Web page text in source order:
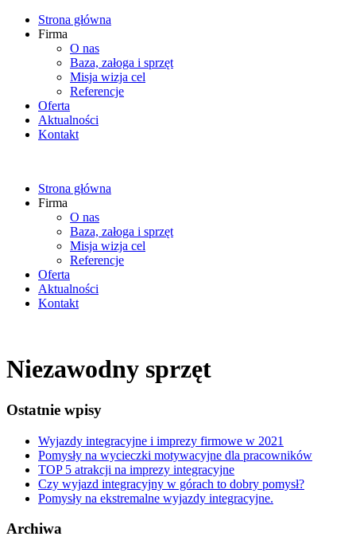
Strona główna
Firma
O nas
Baza, załoga i sprzęt
Misja wizja cel
Referencje
Oferta
Aktualności
Kontakt
Strona główna
Firma
O nas
Baza, załoga i sprzęt
Misja wizja cel
Referencje
Oferta
Aktualności
Kontakt
Niezawodny sprzęt
Ostatnie wpisy
Wyjazdy integracyjne i imprezy firmowe w 2021
Pomysły na wycieczki motywacyjne dla pracowników
TOP 5 atrakcji na imprezy integracyjne
Czy wyjazd integracyjny w górach to dobry pomysł?
Pomysły na ekstremalne wyjazdy integracyjne.
Archiwa